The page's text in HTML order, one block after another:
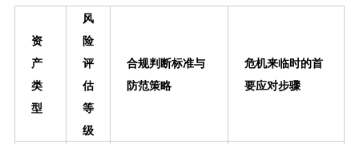
资
产
类
型
风
险
评
估
等
级
合规判断标准与
防范策略
危机来临时的首
要应对步骤